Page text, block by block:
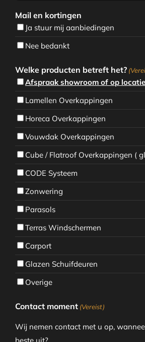
Mail en kortingen
Ja stuur mij aanbiedingen
Nee bedankt
Welke producten betreft het?
Afspraak showroom of op locatie
Lamellen Overkappingen
Horeca Overkappingen
Vouwdak Overkappingen
Cube / Flatroof Overkappingen (
CODE Systeem
Zonwering
Parasols
Terras Windschermen
Carport
Glazen Schuifdeuren
Overige
Contact moment (Vereist)
Wij nemen contact met u op,